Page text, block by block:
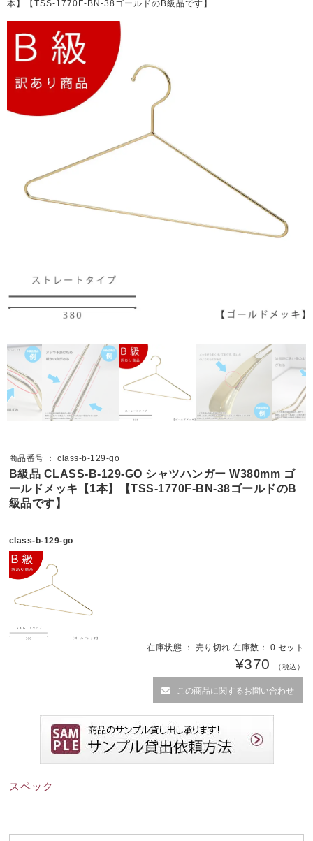
未分類 2024年12月19日
お知らせ
2024年12月12日
本】【TSS-1770F-BN-38ゴールドのB級品です】
商品番号 ： class-b-129-go
B級品 CLASS-B-129-GO シャツハンガー W380mm ゴ
ールドメッキ【1本】【TSS-1770F-BN-38ゴールドのB
級品です】
class-b-129-go
在庫状態 ： 売り切れ 在庫数： 0 セット
¥370 （税込）
この商品に関するお問い合わせ
スペック